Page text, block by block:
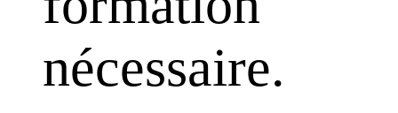
nécessaire.